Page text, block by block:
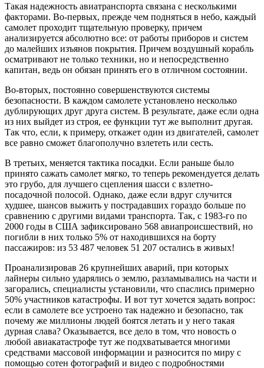
Такая надежность авиатранспорта связана с несколькими
факторами. Во-первых, прежде чем подняться в небо, каждый
самолет проходит тщательную проверку, причем
анализируется абсолютно все: от работы приборов и систем
до малейших изъянов покрытия. Причем воздушный корабль
осматривают не только техники, но и непосредственно
капитан, ведь он обязан принять его в отличном состоянии.
Во-вторых, постоянно совершенствуются системы
безопасности. В каждом самолете установлено несколько
дублирующих друг друга систем. В результате, даже если одна
из них выйдет из строя, ее функции тут же выполнит другая.
Так что, если, к примеру, откажет один из двигателей, самолет
все равно сможет благополучно взлететь или сесть.
В третьих, меняется тактика посадки. Если раньше было
принято сажать самолет мягко, то теперь рекомендуется делать
это грубо, для лучшего сцепления шасси с взлетно-
посадочной полосой. Однако, даже если вдруг случится
худшее, шансов выжить у пострадавших гораздо больше по
сравнению с другими видами транспорта. Так, с 1983-го по
2000 годы в США зафиксировано 568 авиапроисшествий, но
погибли в них только 5% от находившихся на борту
пассажиров: из 53 487 человек 51 207 остались в живых!
Проанализировав 26 крупнейших аварий, при которых
лайнеры сильно ударялись о землю, разламывались на части и
загорались, специалисты установили, что спаслись примерно
50% участников катастрофы. И вот тут хочется задать вопрос:
если в самолете все устроено так надежно и безопасно, так
почему же миллионы людей боятся летать и у него такая
дурная слава? Оказывается, все дело в том, что новость о
любой авиакатастрофе тут же подхватывается многими
средствами массовой информации и разносится по миру с
помощью сотен фотографий и видео с подробностями